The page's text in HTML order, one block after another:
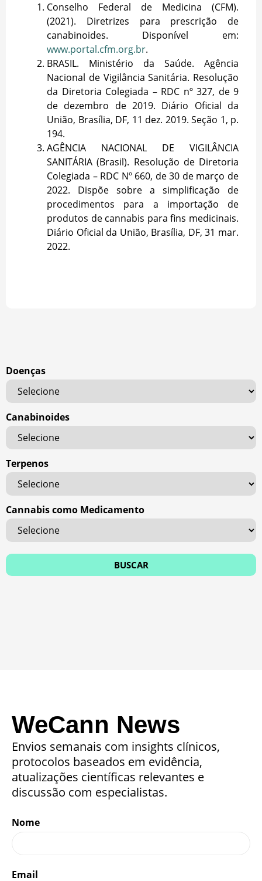
Conselho Federal de Medicina (CFM).
(2021). Diretrizes para prescrição de
canabinoides. Disponível em:
www.portal.cfm.org.br.
BRASIL. Ministério da Saúde. Agência
Nacional de Vigilância Sanitária. Resolução
da Diretoria Colegiada – RDC nº 327, de 9
de dezembro de 2019. Diário Oficial da
União, Brasília, DF, 11 dez. 2019. Seção 1, p.
194.
AGÊNCIA NACIONAL DE VIGILÂNCIA
SANITÁRIA (Brasil). Resolução de Diretoria
Colegiada – RDC Nº 660, de 30 de março de
2022. Dispõe sobre a simplificação de
procedimentos para a importação de
produtos de cannabis para fins medicinais.
Diário Oficial da União, Brasília, DF, 31 mar.
2022.
Doenças
Canabinoides
Terpenos
Cannabis como Medicamento
WeCann News
Envios semanais com insights clínicos,
protocolos baseados em evidência,
atualizações científicas relevantes e
discussão com especialistas.
Nome
Email